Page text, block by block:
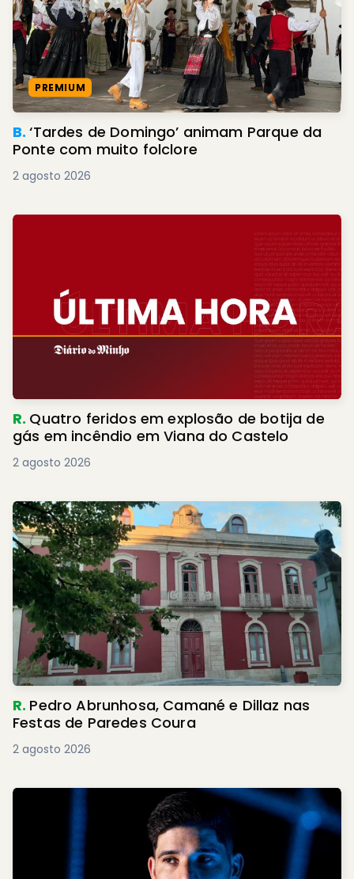
PREMIUM
B.‘Tardes de Domingo’ animam Parque da
Ponte com muito folclore
2 agosto 2026
R. Quatro feridos em explosão de botija de
gás em incêndio em Viana do Castelo
2 agosto 2026
R. Pedro Abrunhosa, Camané e Dillaz nas
Festas de Paredes Coura
2 agosto 2026